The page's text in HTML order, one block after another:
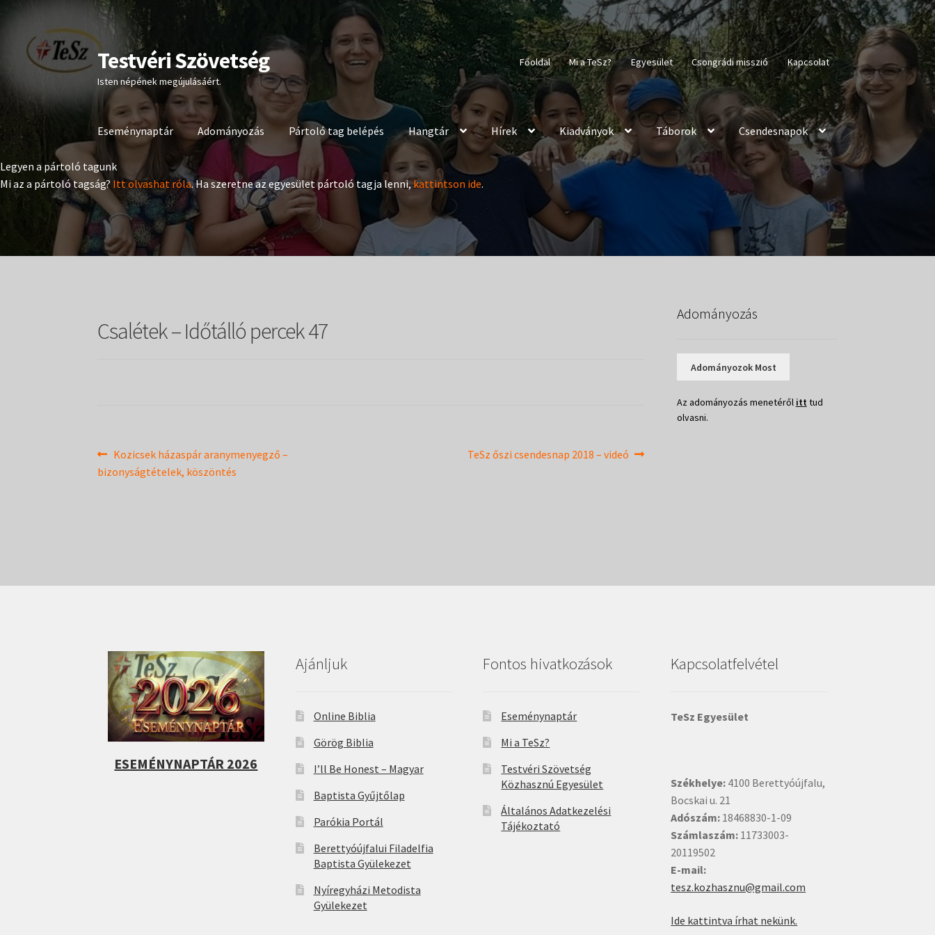
Ugrás
a
navigációhoz
Kilépés
a
tartalomba
Testvéri Szövetség
Isten népének megújulásáért.
Főoldal Mi a TeSz? Egyesület Csongrádi misszió Kapcsolat
Eseménynaptár Adományozás Pártoló tag belépés Hangtár Hírek Kiadványok Táborok Csendesnapok
Legyen a pártoló tagunk
Mi az a pártoló tagság? Itt olvashat róla. Ha szeretne az egyesület pártoló tagja lenni,kattintson ide.
Csalétek – Időtálló percek 47
Bejegyzés
navigáció
Previous
post:
Kozicsek házaspár aranymenyegző –
bizonyságtételek, köszöntés
Next
TeSz őszi csendesnap 2018 – videó
Adományozás
Adományozok Most
Az adományozás menetéről itt tud
olvasni.
ESEMÉNYNAPTÁR 2026
Ajánljuk
Online Biblia
Görög Biblia
I’ll Be Honest – Magyar
Baptista Gyűjtőlap
Parókia Portál
Berettyóújfalui Filadelfia
Baptista Gyülekezet
Nyíregyházi Metodista
Gyülekezet
Fontos hivatkozások
Eseménynaptár
Mi a TeSz?
Testvéri Szövetség
Közhasznú Egyesület
Általános Adatkezelési
Tájékoztató
Kapcsolatfelvétel
TeSz Egyesület
Székhelye: 4100 Berettyóújfalu,
Bocskai u. 21
Adószám: 18468830-1-09
Számlaszám: 11733003-
20119502
E-mail:
tesz.kozhasznu@gmail.com
Ide kattintva írhat nekünk.